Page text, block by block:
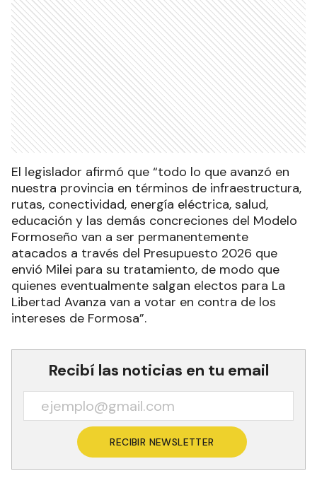
El legislador afirmó que “todo lo que avanzó en
nuestra provincia en términos de infraestructura,
rutas, conectividad, energía eléctrica, salud,
educación y las demás concreciones del Modelo
Formoseño van a ser permanentemente
atacados a través del Presupuesto 2026 que
envió Milei para su tratamiento, de modo que
quienes eventualmente salgan electos para La
Libertad Avanza van a votar en contra de los
intereses de Formosa”.
Recibí las noticias en tu email
RECIBIR NEWSLETTER